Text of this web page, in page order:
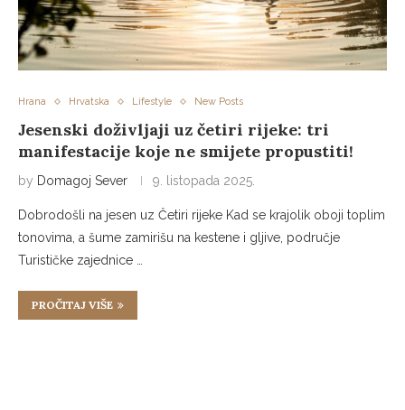
Hrana Hrvatska Lifestyle New Posts
Jesenski doživljaji uz četiri rijeke: tri
manifestacije koje ne smijete propustiti!
by Domagoj Sever 9. listopada 2025.
Dobrodošli na jesen uz Četiri rijeke Kad se krajolik oboji toplim
tonovima, a šume zamirišu na kestene i gljive, područje
Turističke zajednice …
PROČITAJ VIŠE